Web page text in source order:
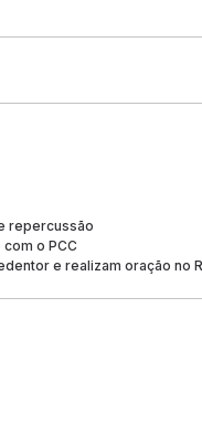
repercussão
o PCC
e realizam oração no